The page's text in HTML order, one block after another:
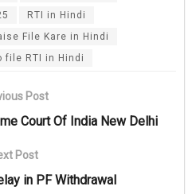
RTI in Hindi
File Kare in Hindi
file RTI in Hindi
Post
Court Of India New Delhi
Post
in PF Withdrawal